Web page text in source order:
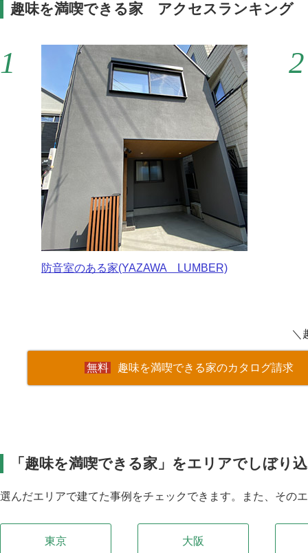
趣味を満喫できる家 アクセスランキング
防音室のある家(YAZAWA LUMBER)
＼
趣味を満喫できる家のカタログ請求
「趣味を満喫できる家」をエリアでしぼり
選んだエリアで建てた事例をチェックできます。また、その
東京 大阪